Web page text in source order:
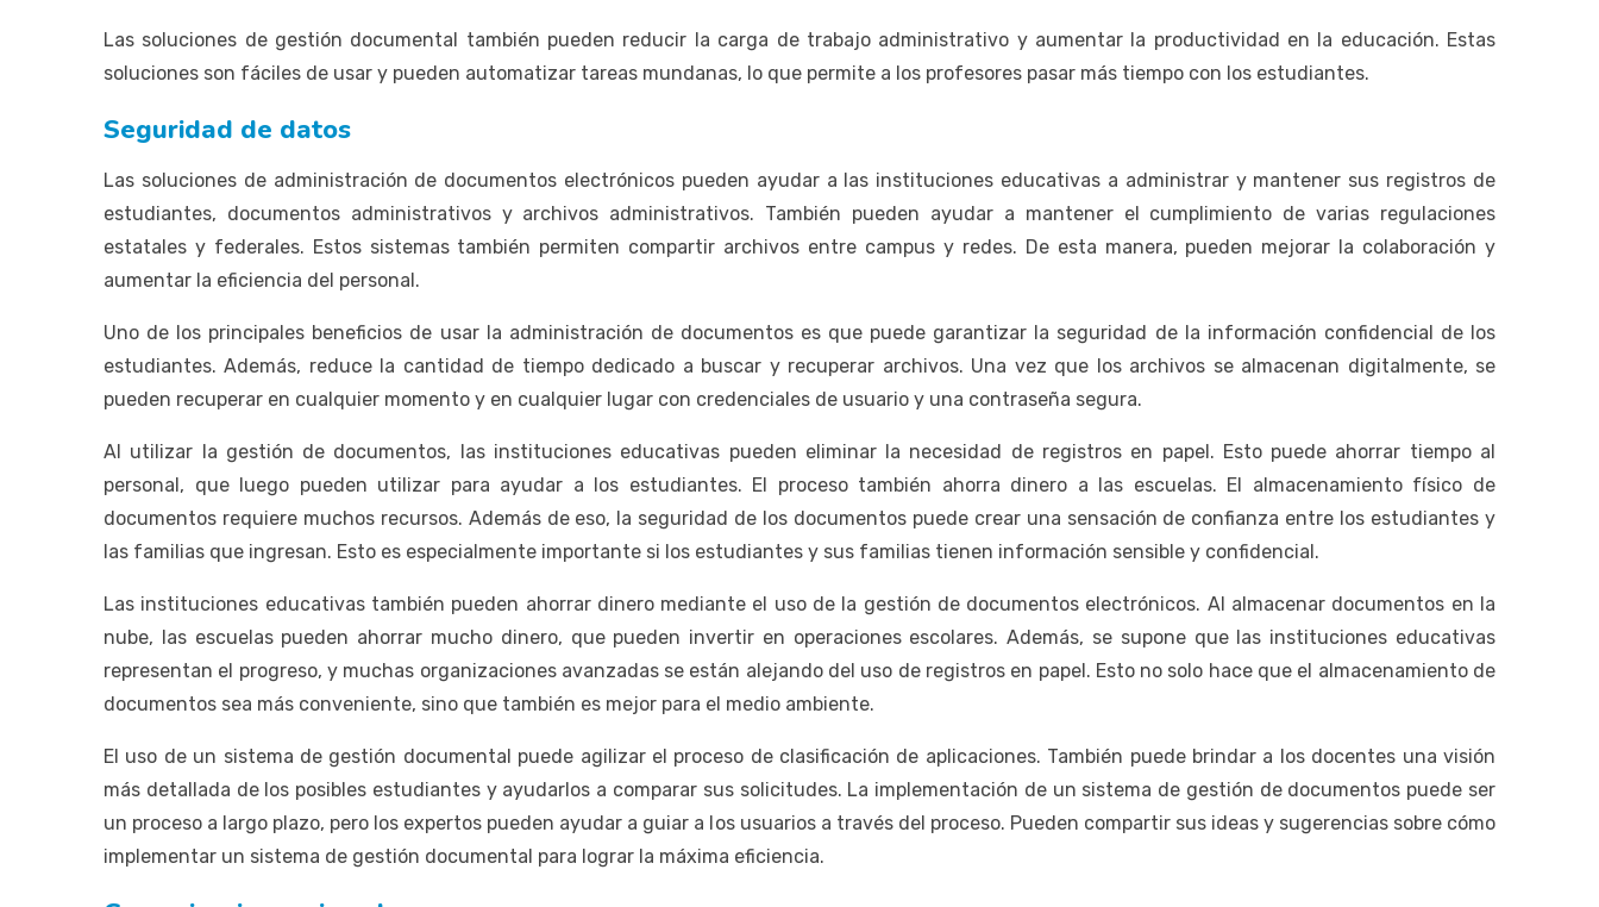
Las soluciones de gestión documental también pueden reducir la carga de trabajo administrativo y aumentar la productividad en la educación. Estas
soluciones son fáciles de usar y pueden automatizar tareas mundanas, lo que permite a los profesores pasar más tiempo con los estudiantes.
Seguridad de datos
Las soluciones de administración de documentos electrónicos pueden ayudar a las instituciones educativas a administrar y mantener sus registros de
estudiantes, documentos administrativos y archivos administrativos. También pueden ayudar a mantener el cumplimiento de varias regulaciones
estatales y federales. Estos sistemas también permiten compartir archivos entre campus y redes. De esta manera, pueden mejorar la colaboración y
aumentar la eficiencia del personal.
Uno de los principales beneficios de usar la administración de documentos es que puede garantizar la seguridad de la información confidencial de los
estudiantes. Además, reduce la cantidad de tiempo dedicado a buscar y recuperar archivos. Una vez que los archivos se almacenan digitalmente, se
pueden recuperar en cualquier momento y en cualquier lugar con credenciales de usuario y una contraseña segura.
Al utilizar la gestión de documentos, las instituciones educativas pueden eliminar la necesidad de registros en papel. Esto puede ahorrar tiempo al
personal, que luego pueden utilizar para ayudar a los estudiantes. El proceso también ahorra dinero a las escuelas. El almacenamiento físico de
documentos requiere muchos recursos. Además de eso, la seguridad de los documentos puede crear una sensación de confianza entre los estudiantes y
las familias que ingresan. Esto es especialmente importante si los estudiantes y sus familias tienen información sensible y confidencial.
Las instituciones educativas también pueden ahorrar dinero mediante el uso de la gestión de documentos electrónicos. Al almacenar documentos en la
nube, las escuelas pueden ahorrar mucho dinero, que pueden invertir en operaciones escolares. Además, se supone que las instituciones educativas
representan el progreso, y muchas organizaciones avanzadas se están alejando del uso de registros en papel. Esto no solo hace que el almacenamiento de
documentos sea más conveniente, sino que también es mejor para el medio ambiente.
El uso de un sistema de gestión documental puede agilizar el proceso de clasificación de aplicaciones. También puede brindar a los docentes una visión
más detallada de los posibles estudiantes y ayudarlos a comparar sus solicitudes. La implementación de un sistema de gestión de documentos puede ser
un proceso a largo plazo, pero los expertos pueden ayudar a guiar a los usuarios a través del proceso. Pueden compartir sus ideas y sugerencias sobre cómo
implementar un sistema de gestión documental para lograr la máxima eficiencia.